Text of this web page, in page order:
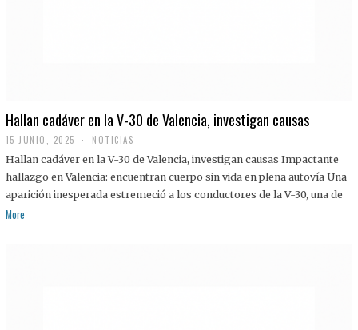
Hallan cadáver en la V-30 de Valencia, investigan causas
15 JUNIO, 2025 NOTICIAS
Hallan cadáver en la V-30 de Valencia, investigan causas Impactante
hallazgo en Valencia: encuentran cuerpo sin vida en plena autovía Una
aparición inesperada estremeció a los conductores de la V-30, una de
More